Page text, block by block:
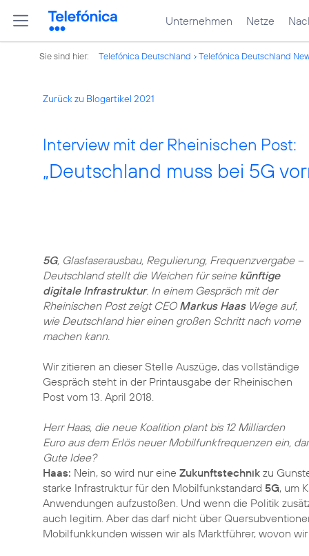
Unternehmen Netze
Sie sind hier: Telefónica Deutschland Telefónica Deutschland
Zurück zu Blogartikel 2021
Interview mit der Rheinischen Post:
„Deutschland muss bei 5G
5G, Glasfaserausbau, Regulierung, Frequenzvergabe –
Deutschland stellt die Weichen für seine künftige
digitale Infrastruktur. In einem Gespräch mit der
Rheinischen Post zeigt CEO Markus HaasWege auf,
wie Deutschland hier einen großen Schritt nach vorne
machen kann.
Wir zitieren an dieser Stelle Auszüge, das vollständige
Gespräch steht in der Printausgabe der Rheinischen
Post vom 13. April 2018.
Herr Haas, die neue Koalition plant bis 12 Milliarden
Euro aus dem Erlös neuer Mobilfunkfrequenzen ein,
Gute Idee?
Haas: Nein, so wird nur eine Zukunftstechnik zu
starke Infrastruktur für den Mobilfunkstandard 5G, um
Anwendungen aufzustoßen. Und wenn die Politik
auch legitim. Aber das darf nicht über
Mobilfunkkunden wissen wir als Marktführer, wovon